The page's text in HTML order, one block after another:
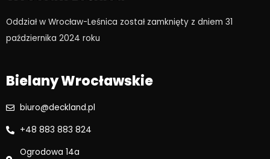
o g
Oddział w Wrocław-Leśnica został zamknięty z dniem 31
października 2024 roku​
Bielany Wrocławskie
biuro@deckland.pl
+48 883 883 824
Ogrodowa 14a